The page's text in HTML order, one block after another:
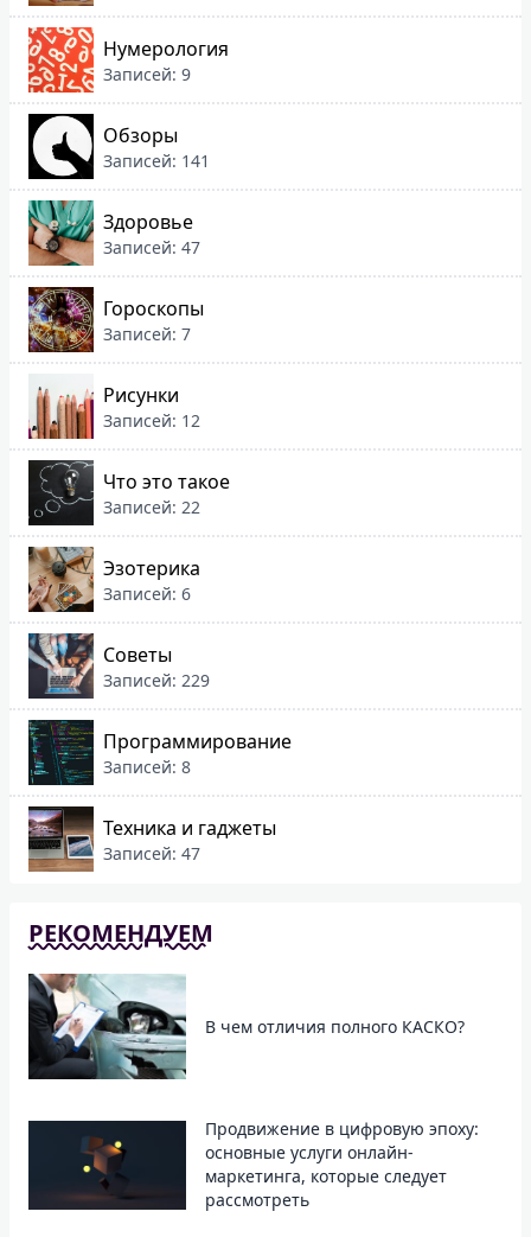
Нумерология
Записей: 9
Обзоры
Записей: 141
Здоровье
Записей: 47
Гороскопы
Записей: 7
Рисунки
Записей: 12
Что это такое
Записей: 22
Эзотерика
Записей: 6
Советы
Записей: 229
Программирование
Записей: 8
Техника и гаджеты
Записей: 47
РЕКОМЕНДУЕМ
В чем отличия полного КАСКО?
Продвижение в цифровую эпоху:
основные услуги онлайн-
маркетинга, которые следует
рассмотреть